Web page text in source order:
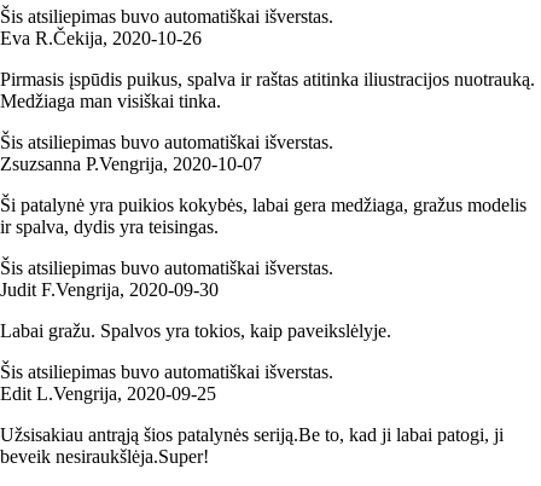
Šis atsiliepimas buvo automatiškai išverstas.
Eva R.Čekija, 2020‑10‑26
Pirmasis įspūdis puikus, spalva ir raštas atitinka iliustracijos nuotrauką.
Medžiaga man visiškai tinka.
Šis atsiliepimas buvo automatiškai išverstas.
Zsuzsanna P.Vengrija, 2020‑10‑07
Ši patalynė yra puikios kokybės, labai gera medžiaga, gražus modelis
ir spalva, dydis yra teisingas.
Šis atsiliepimas buvo automatiškai išverstas.
Judit F.Vengrija, 2020‑09‑30
Labai gražu. Spalvos yra tokios, kaip paveikslėlyje.
Šis atsiliepimas buvo automatiškai išverstas.
Edit L.Vengrija, 2020‑09‑25
Užsisakiau antrąją šios patalynės seriją.Be to, kad ji labai patogi, ji
beveik nesiraukšlėja.Super!